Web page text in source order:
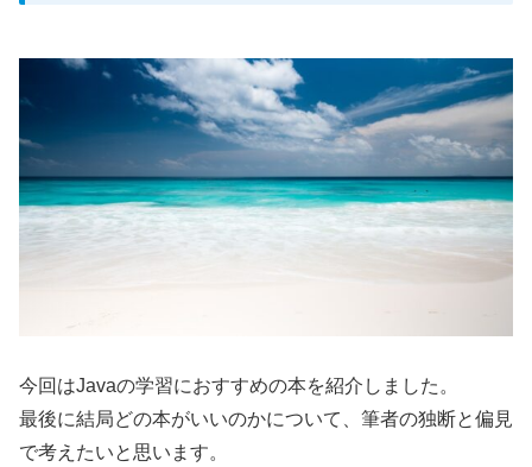
今回はJavaの学習におすすめの本を紹介しました。
最後に結局どの本がいいのかについて、筆者の独断と偏見
で考えたいと思います。